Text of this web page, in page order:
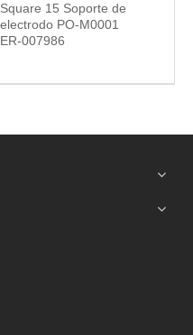
Square 15 Soporte de
electrodo PO-M0001
ER-007986